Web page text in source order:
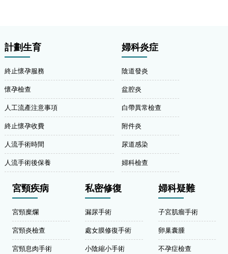
計劃生育
終止懷孕服務
懷孕檢查
人工流產注意事項
終止懷孕收費
人流手術時間
人流手術後保養
婦科炎症
陰道發炎
盆腔炎
白帶異常檢查
附件炎
尿道感染
婦科檢查
宮頸疾病
宮頸糜爛
宮頸炎檢查
宮頸息肉手術
私密修復
漏尿手術
處女膜修復手術
小陰縮小手術
婦科疑難
子宮肌瘤手術
卵巢囊腫
不孕症檢查